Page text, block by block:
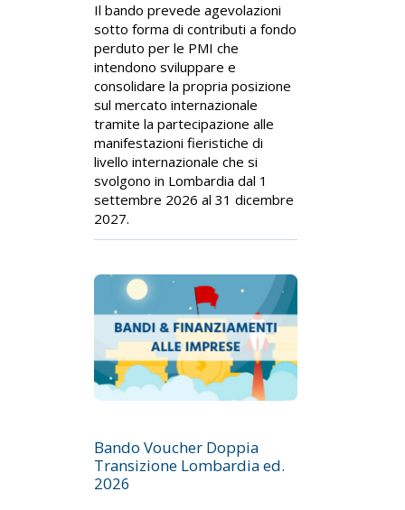
Il bando prevede agevolazioni
sotto forma di contributi a fondo
perduto per le PMI che
intendono sviluppare e
consolidare la propria posizione
sul mercato internazionale
tramite la partecipazione alle
manifestazioni fieristiche di
livello internazionale che si
svolgono in Lombardia dal 1
settembre 2026 al 31 dicembre
2027.
Bando Voucher Doppia
Transizione Lombardia ed.
2026